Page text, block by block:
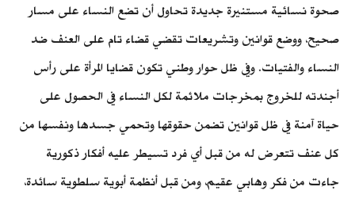
صحوة نسائية مستنيرة جديدة تحاول أن تضع النساء على مسار
صحيح، ووضع قوانين وتشريعات تقضي قضاء تام على العنف ضد
النساء والفتيات. وفي ظل حوار وطني تكون قضايا المرأة على رأس
أجندته للخروج بمخرجات ملائمة لكل النساء في الحصول على
حياة آمنة في ظل قوانين تضمن حقوقها وتحمي جسدها ونفسها من
كل عنف تتعرض له من قبل أي فرد تسيطر عليه أفكار ذكورية
جاءت من فكر وهابي عقيم، ومن قبل أنظمة أبوية سلطوية سائدة،